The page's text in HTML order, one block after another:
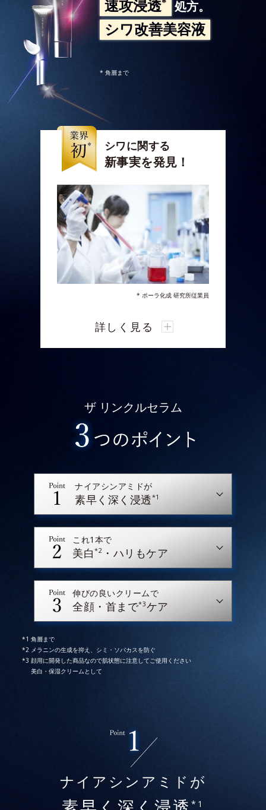
速攻浸透 処方。
シワ改善美容液
* 角層まで
シワに関する
新事実を発見！
* ポーラ化成 研究所従業員
「遊走」に着目。
真皮の線維芽細胞の「遊走」には“細胞
見しました。
オルビスは、細胞が修復箇所に素早く駆
けつける「遊走」から“スピード”に着
高めた新処方を採用。
に挑みました。
* 2025年5月28日時点で、科学文献データベース
PubMedにより国内化粧品業界において該当文献がない
ことを確認（ポーラ化成研究所調べ）
詳しく見る
ザ リンクルセラム
ナイアシンアミドが
素早く深く浸透*1
これ1本で
美白*2 ・ハリもケア
伸びの良いクリームで
全顔・首まで*3ケア
角層まで
メラニンの生成を抑え、シミ・ソバカスを防ぐ
顔用に開発した商品なので肌状態に注意してご使用ください
美白・保湿クリームとして
ナイアシンアミドが
*1